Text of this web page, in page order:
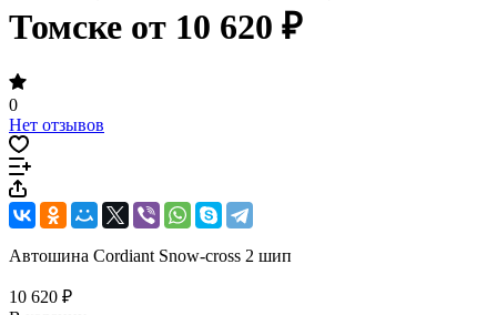
Томске от 10 620 ₽
0
Нет отзывов
Автошина Cordiant Snow-cross 2 шип
10 620 ₽